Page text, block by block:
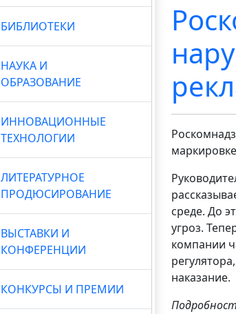
БИБЛИОТЕКИ
НАУКА И
ОБРАЗОВАНИЕ
ИННОВАЦИОННЫЕ
ТЕХНОЛОГИИ
ЛИТЕРАТУРНОЕ
ПРОДЮСИРОВАНИЕ
ВЫСТАВКИ И
КОНФЕРЕНЦИИ
КОНКУРСЫ И ПРЕМИИ
среде. До
угроз.
компании
наказание.